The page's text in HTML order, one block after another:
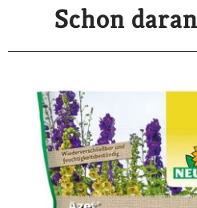
Schon